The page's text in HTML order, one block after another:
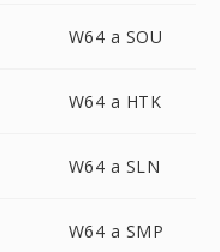
W64 a SOU
W64 a HTK
W64 a SLN
W64 a SMP